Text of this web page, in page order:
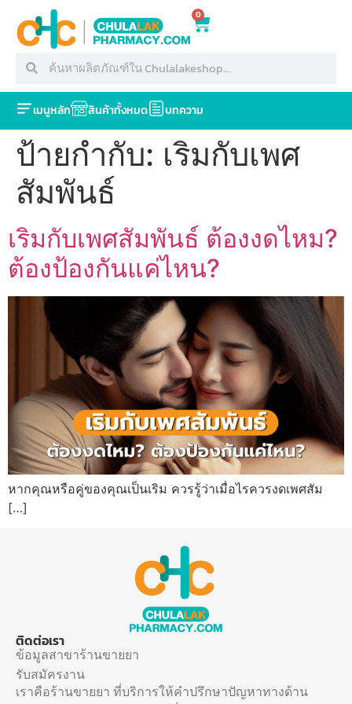
0
เมนูหลัก สินค้าทั้งหมด บทความ
ป้ายกำกับ: เริมกับเพศ
สัมพันธ์
เริมกับเพศสัมพันธ์ ต้องงดไหม?
ต้องป้องกันแค่ไหน?
หากคุณหรือคู่ของคุณเป็นเริม ควรรู้ว่าเมื่อไรควรงดเพศสัม
[…]
ติดต่อเรา
ข้อมูลสาขาร้านขายยา
รับสมัครงาน
เราคือร้านขายยา ที่บริการให้คำปรึกษาปัญหาทางด้าน